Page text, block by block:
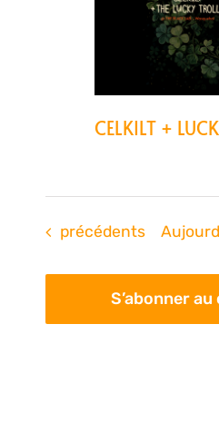
CELKILT +
Évènements
précédents
S’abonner